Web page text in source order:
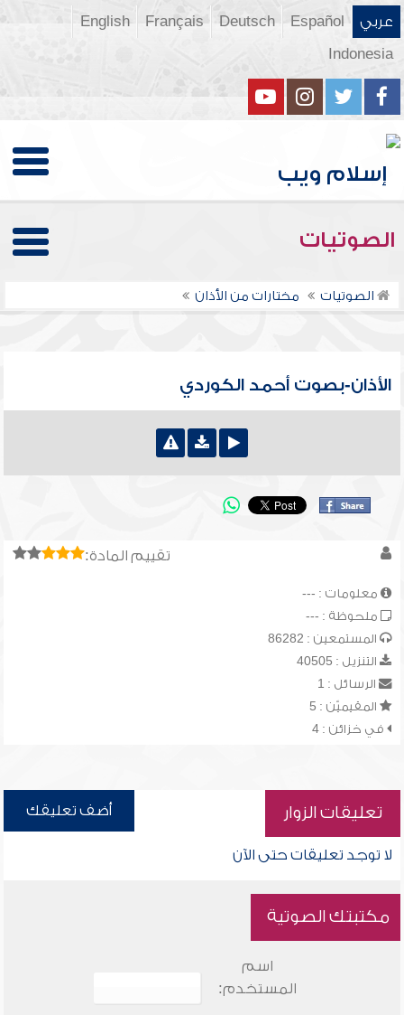
عربي Español
Deutsch
Français
English
Indonesia
الصوتيات
الصوتيات مختارات من الأذان
الأذان-بصوت أحمد الكوردي
تقييم المادة:
معلومات : ---
ملحوظة : ---
المستمعين : 86282
التنزيل : 40505
الرسائل : 1
المقيميّن : 5
في خزائن : 4
تعليقات الزوار أضف تعليقك
لا توجد تعليقات حتى الآن
مكتبتك الصوتية
اسم
المستخدم: